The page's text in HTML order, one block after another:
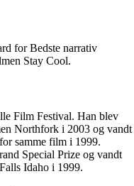
for Bedste narrativ
Stay Cool.
Film Festival. Han blev
Northfork i 2003 og vandt
samme film i 1999.
Special Prize og vandt
Idaho i 1999.